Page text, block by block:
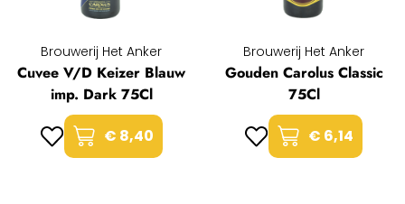
Brouwerij Het Anker
Cuvee V/D Keizer Blauw
imp. Dark 75Cl
€ 8,40
Brouwerij Het Anker
Gouden Carolus Classic
75Cl
€ 6,14